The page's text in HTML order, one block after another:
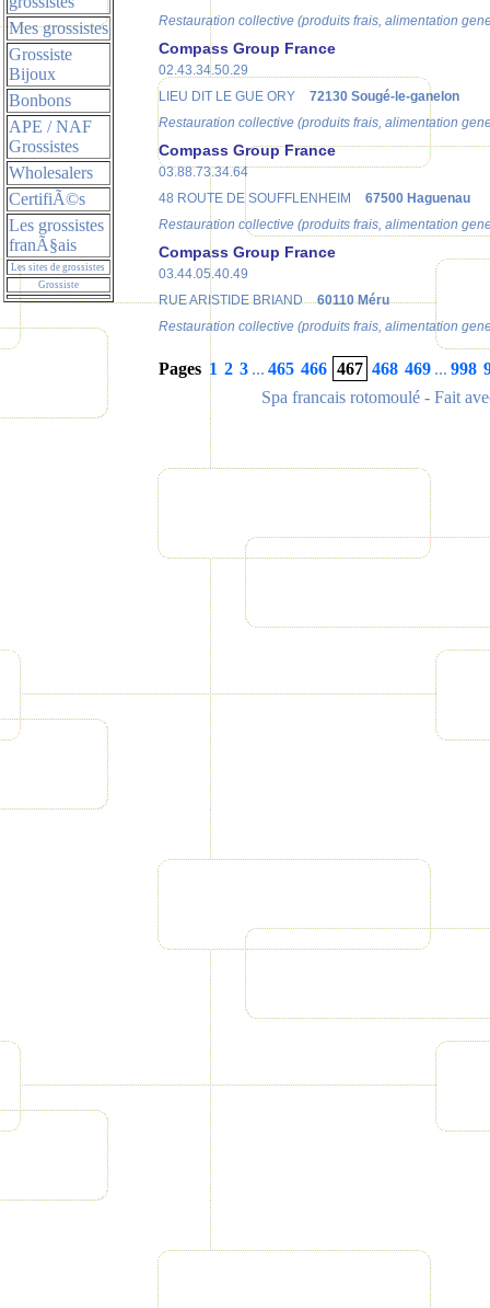
Mes grossistes
Grossiste
Bijoux
Bonbons
APE / NAF
Grossistes
Wholesalers
CertifiÃ©s
Les grossistes
franÃ§ais
Les sites de grossistes
Grossiste
Restauration collective (produits frais, alimentation
Compass Group France
02.43.34.50.29
LIEU DIT LE GUE ORY
72130 Sougé-le-ganelon
Restauration collective (produits frais, alimentation
Compass Group France
03.88.73.34.64
48 ROUTE DE SOUFFLENHEIM
67500 Haguenau
Restauration collective (produits frais, alimentation
Compass Group France
03.44.05.40.49
RUE ARISTIDE BRIAND
60110 Méru
Restauration collective (produits frais, alimentation
Pages 1 2 3 ... 465 466 467 468 469 ... 998
Spa francais rotomoulé - Fait